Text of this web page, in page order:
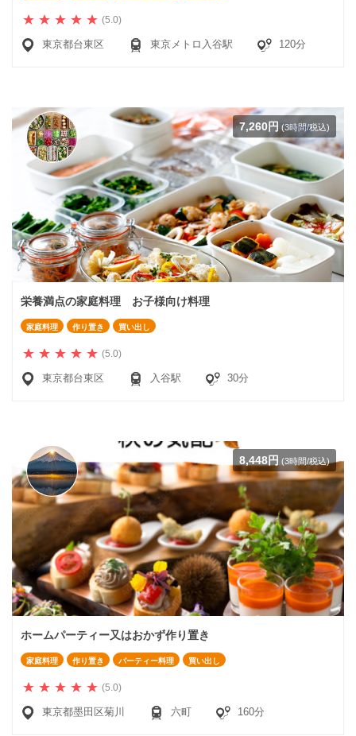
(5.0)
東京都台東区 東京メトロ入谷駅 120分
7,260円 (3時間/税込)
栄養満点の家庭料理 お子様向け料理
家庭料理 作り置き 買い出し
(5.0)
東京都台東区 入谷駅 30分
8,448円 (3時間/税込)
ホームパーティー又はおかず作り置き
家庭料理 作り置き パーティー料理 買い出し
(5.0)
東京都墨田区菊川 六町 160分